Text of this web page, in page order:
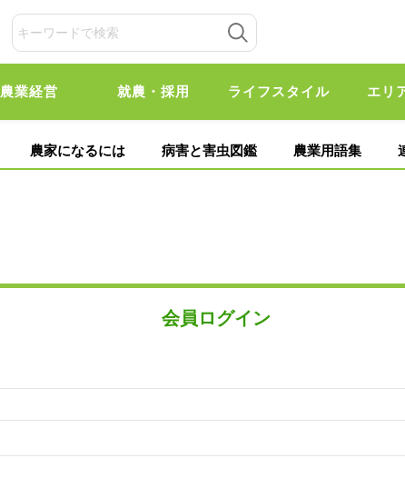
農業経営 就農・採用 ライフスタイル エリ
農家になるには 病害と害虫図鑑 農業用語集
会員ログイン